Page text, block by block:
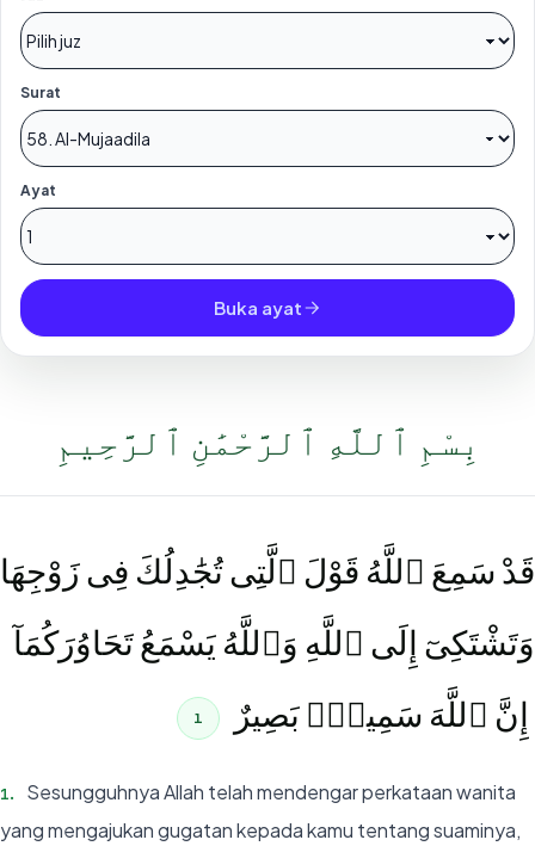
Surat
Ayat
Buka ayat
بِسْمِ ٱللَّهِ ٱلرَّحْمَٰنِ ٱلرَّحِيمِ
قَدْ سَمِعَ ٱللَّهُ قَوْلَ ٱلَّتِى تُجَٰدِلُكَ فِى زَوْجِهَا
وَتَشْتَكِىٓ إِلَى ٱللَّهِ وَٱللَّهُ يَسْمَعُ تَحَاوُرَكُمَآ
ۚ إِنَّ ٱللَّهَ سَمِيعٌۢ بَصِيرٌ
1
1.
Sesungguhnya Allah telah mendengar perkataan wanita
yang mengajukan gugatan kepada kamu tentang suaminya,